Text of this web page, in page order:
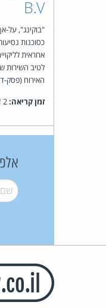
B.V
"בוקינג",
כסוכנות
אחראית
לטיב השירות
האירוח (פסק-
זמן קריאה:
שם